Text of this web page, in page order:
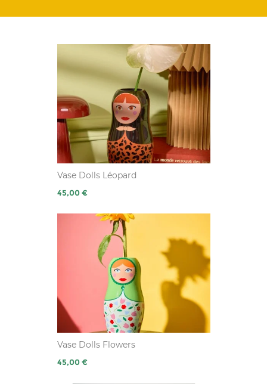
Vase Dolls Léopard
Prix
45,00 €
Vase Dolls Flowers
Prix
45,00 €